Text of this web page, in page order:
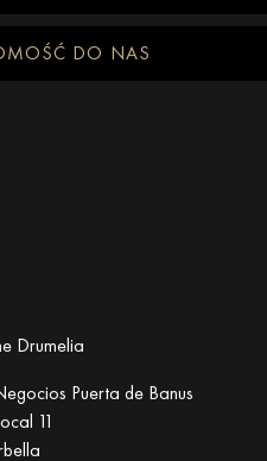
DO NAS
Drumelia
Puerta de Banus
11